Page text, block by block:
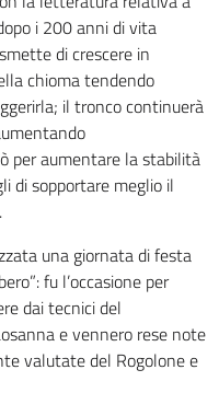
i 200 anni di vita
di crescere in
chioma tendendo
il tronco continuerà
per aumentare la stabilità
di sopportare meglio il
una giornata di festa
fu l’occasione per
dai tecnici del
e vennero rese note
valutate del Rogolone e